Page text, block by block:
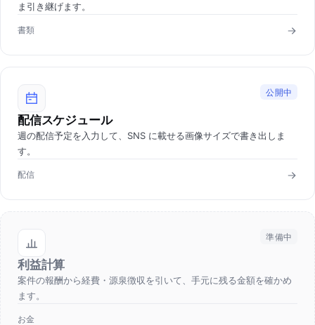
ま引き継げます。
書類
公開中
配信スケジュール
週の配信予定を入力して、SNS に載せる画像サイズで書き出しま
す。
配信
準備中
利益計算
案件の報酬から経費・源泉徴収を引いて、手元に残る金額を確かめ
ます。
お金